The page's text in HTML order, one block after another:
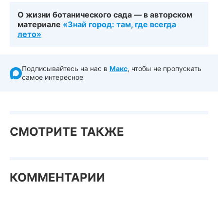
О жизни ботанического сада — в авторском
материале «Знай город: там, где всегда
лето»
Подписывайтесь на нас в Макс, чтобы не пропускать
самое интересное
СМОТРИТЕ ТАКЖЕ
КОММЕНТАРИИ